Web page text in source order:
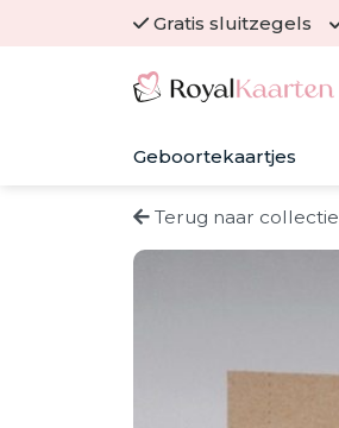
Gratis sluitzegels
Geboortekaartjes
Terug naar collectie